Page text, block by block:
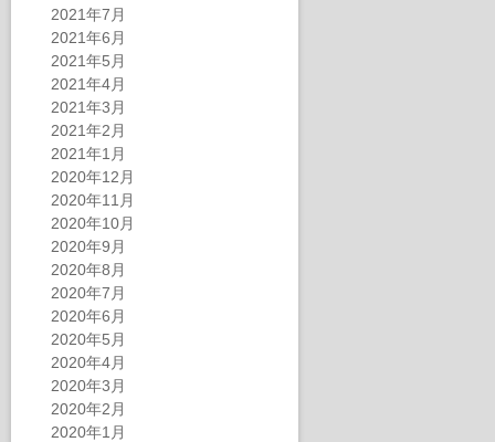
2021年7月
2021年6月
2021年5月
2021年4月
2021年3月
2021年2月
2021年1月
2020年12月
2020年11月
2020年10月
2020年9月
2020年8月
2020年7月
2020年6月
2020年5月
2020年4月
2020年3月
2020年2月
2020年1月